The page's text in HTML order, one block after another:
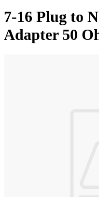
7-16 Plug to
Adapter 50